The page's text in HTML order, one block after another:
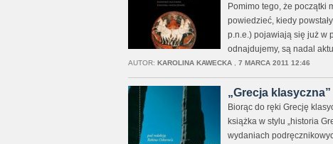
Pomimo tego, że początki
powiedzieć, kiedy
p.n.e.) pojawiają się już w
odnajdujemy, są nadal
AUTOR: KAROLINA KAWECKA, 7 MARCA 2011 12:46
„Grecja
Biorąc do ręki Grecję
książka w stylu „historia
wydaniach